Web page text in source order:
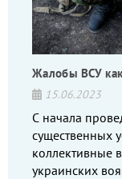
Жалобы ВСУ как
15.06.2023
С начала
существенных
коллективные
украинских